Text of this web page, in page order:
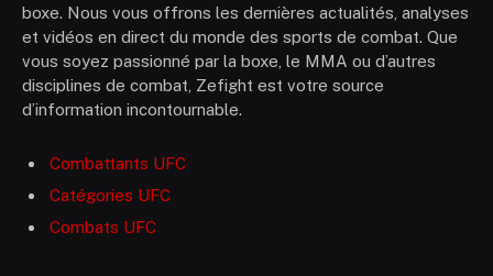
boxe. Nous vous offrons les dernières actualités, analyses
et vidéos en direct du monde des sports de combat. Que
vous soyez passionné par la boxe, le MMA ou d’autres
disciplines de combat, Zefight est votre source
d’information incontournable.
Combattants UFC
Catégories UFC
Combats UFC